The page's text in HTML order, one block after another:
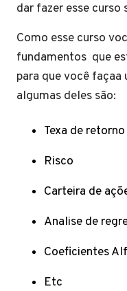
dar fazer esse curso
Como esse curso
fundamentos que
para que você façaa
algumas deles são:
Texa de
Risco
Carteira de
Analise de
Coeficientes
Etc